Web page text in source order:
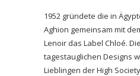
1952 gründete die in
Aghion gemeinsam mit
Lenoir das Label Chloé.
tagestauglichen Designs
Lieblingen der High